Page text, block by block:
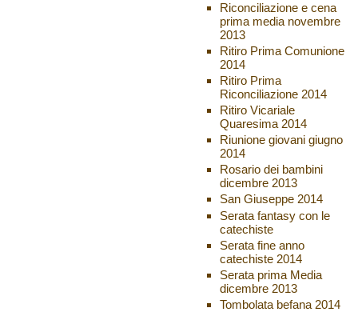
Riconciliazione e cena
prima media novembre
2013
Ritiro Prima Comunione
2014
Ritiro Prima
Riconciliazione 2014
Ritiro Vicariale
Quaresima 2014
Riunione giovani giugno
2014
Rosario dei bambini
dicembre 2013
San Giuseppe 2014
Serata fantasy con le
catechiste
Serata fine anno
catechiste 2014
Serata prima Media
dicembre 2013
Tombolata befana 2014